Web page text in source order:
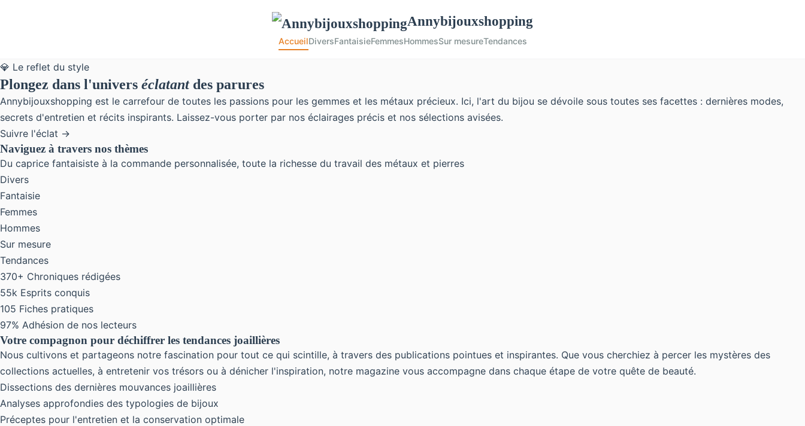
Annybijouxshopping
AccueilDiversFantaisieFemmesHommesSur mesureTendances
💎 Le reflet du style
Plongez dans l'univers éclatantdes parures
Annybijouxshopping est le carrefour de toutes les passions pour les gemmes et les métaux précieux. Ici, l'art du bijou se dévoile sous toutes ses facettes : dernières modes,
secrets d'entretien et récits inspirants. Laissez-vous porter par nos éclairages précis et nos sélections avisées.
Suivre l'éclat →
Naviguez à travers nos thèmes
Du caprice fantaisiste à la commande personnalisée, toute la richesse du travail des métaux et pierres
Divers
Fantaisie
Femmes
Hommes
Sur mesure
Tendances
370+ Chroniques rédigées
55k Esprits conquis
105 Fiches pratiques
97% Adhésion de nos lecteurs
Votre compagnon pour déchiffrer les tendances joaillières
Nous cultivons et partageons notre fascination pour tout ce qui scintille, à travers des publications pointues et inspirantes. Que vous cherchiez à percer les mystères des
collections actuelles, à entretenir vos trésors ou à dénicher l'inspiration, notre magazine vous accompagne dans chaque étape de votre quête de beauté.
Dissections des dernières mouvances joaillières
Analyses approfondies des typologies de bijoux
Préceptes pour l'entretien et la conservation optimale